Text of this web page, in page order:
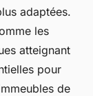
adaptées.
les
atteignant
pour
de